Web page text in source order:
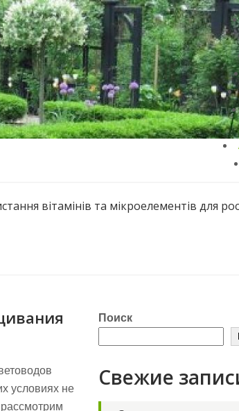
вітамінів та мікроелементів для
условиях не
Поиск
Свежие